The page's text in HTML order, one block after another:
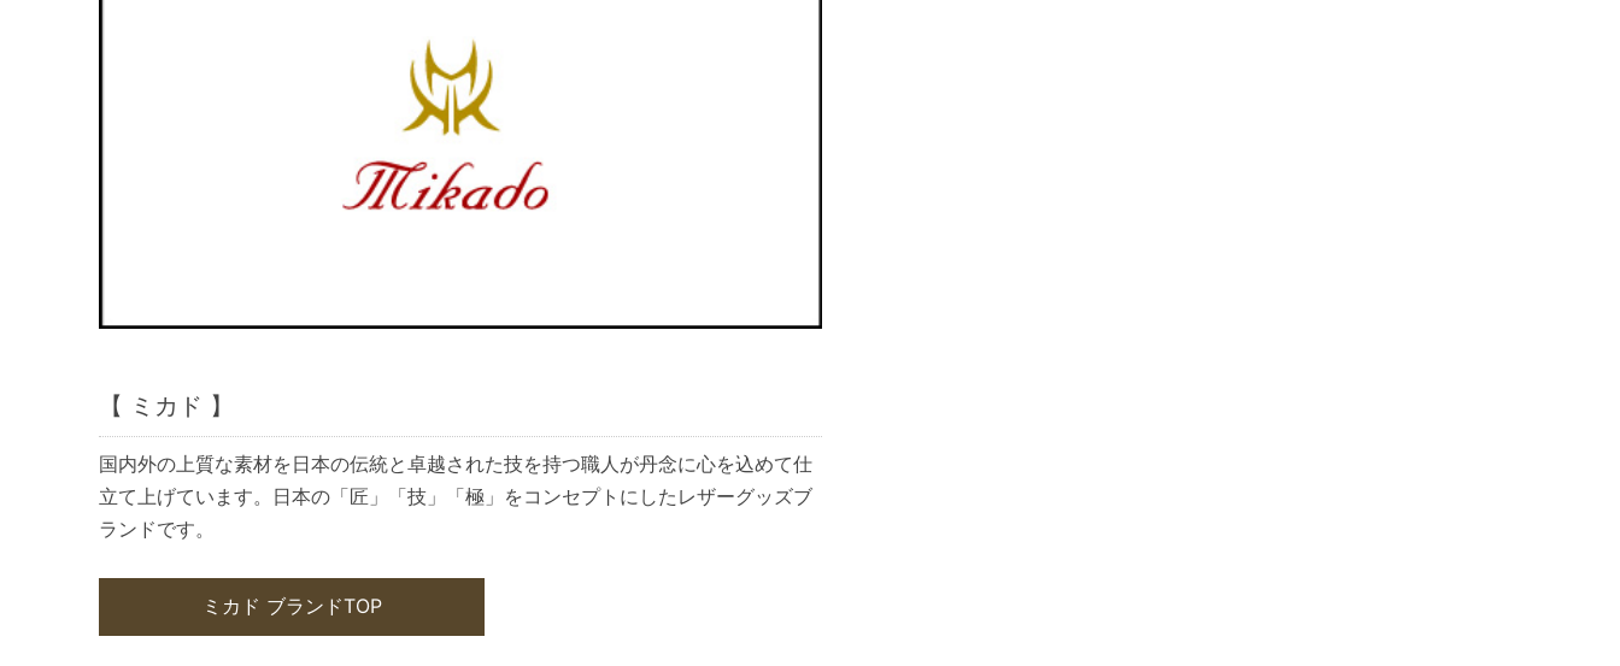
【 ミカド 】
国内外の上質な素材を日本の伝統と卓越された技を持つ職人が丹念に心を込めて仕
立て上げています。日本の「匠」「技」「極」をコンセプトにしたレザーグッズブ
ランドです。
ミカド ブランドTOP